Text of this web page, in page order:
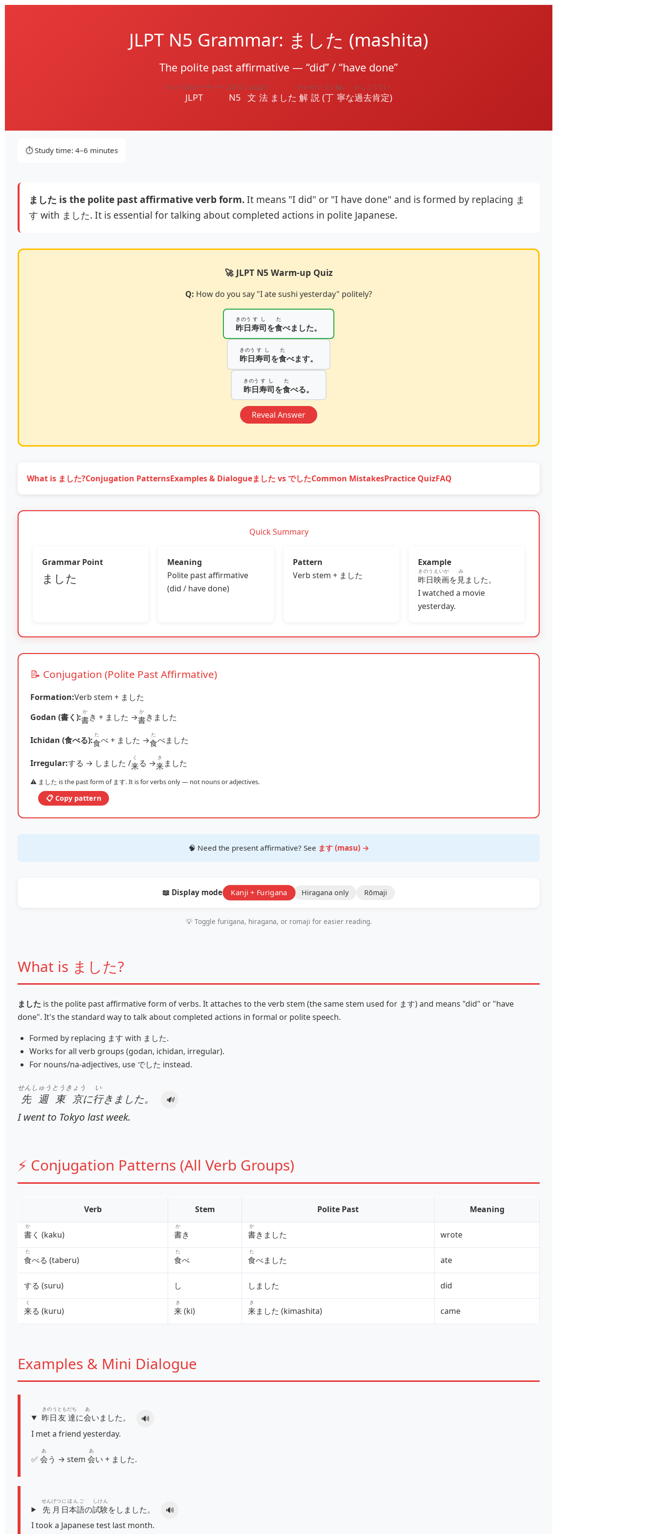
JLPT N5 Grammar: ました (mashita)
The polite past affirmative — “did” / “have done”
JLPT
ジェイエルピーティー
N5
エヌゴ
文法
ぶんぽう
ました 解説
かいせつ
(丁寧
ていねい
な過去肯定
かここうてい
)
⏱️ Study time: 4–6 minutes
ました is the polite past affirmative verb form.It means "I did" or "I have done" and is formed by replacing ま
す with ました. It is essential for talking about completed actions in polite Japanese.
🚀 JLPT N5 Warm-up Quiz
Q: How do you say "I ate sushi yesterday" politely?
昨日
きのう
寿司
すし
を食
た
べました。
昨日
きのう
寿司
すし
を食
た
べます。
昨日
きのう
寿司
すし
を食
た
べる。
Reveal Answer
What is ました?Conjugation PatternsExamples & Dialogueました vs でしたCommon MistakesPractice QuizFAQ
Quick Summary
Grammar Point
ました
Meaning
Polite past affirmative
(did / have done)
Pattern
Verb stem + ました
Example
昨日
きのう
映画
えいが
を見
み
ました。
I watched a movie
yesterday.
📝 Conjugation (Polite Past Affirmative)
Formation:Verb stem + ました
Godan (書く):書
か
き + ました →書
か
きました
Ichidan (食べる):食
た
べ + ました →食
た
べました
Irregular:する → しました /来
く
る →来
き
ました
⚠️ ました is the past form of ます. It is for verbs only — not nouns or adjectives.
📋 Copy pattern
🧠 Need the present affirmative? See ます (masu) →
📖 Display mode: Kanji + Furigana Hiragana only Rōmaji
💡 Toggle furigana, hiragana, or romaji for easier reading.
What is ました?
ました is the polite past affirmative form of verbs. It attaches to the verb stem (the same stem used for ます) and means "did" or "have
done". It's the standard way to talk about completed actions in formal or polite speech.
Formed by replacing ます with ました.
Works for all verb groups (godan, ichidan, irregular).
For nouns/na‑adjectives, use でした instead.
先週
せんしゅう
東京
とうきょう
に行
い
きました。 🔊
I went to Tokyo last week.
⚡ Conjugation Patterns (All Verb Groups)
Verb Stem Polite Past Meaning
書
か
く (kaku) 書
か
き 書
か
きました wrote
食
た
べる (taberu) 食
た
べ 食
た
べました ate
する (suru) し しました did
来
く
る (kuru) 来
き
(ki) 来
き
ました (kimashita) came
Examples & Mini Dialogue
昨日
きのう
友達
ともだち
に会
あ
いました。
🔊
I met a friend yesterday.
✅会
あ
う → stem会
あ
い + ました.
先月
せんげつ
日本語
にほんご
の試験
しけん
をしました。
🔊
I took a Japanese test last month.